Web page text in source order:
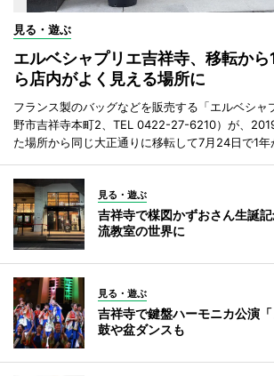
見る・遊ぶ
エルベシャプリエ吉祥寺、移転か
ら店内がよく見える場所に
フランス製のバッグなどを販売する「エルベシャ
野市吉祥寺本町2、TEL 0422-27-6210）が、
た場所から同じ大正通りに移転して7月24日で1年
見る・遊ぶ
吉祥寺で楳図かずおさん生誕
流教室の世界に
見る・遊ぶ
吉祥寺で鍵盤ハーモニカ公演
鼓や盆ダンスも